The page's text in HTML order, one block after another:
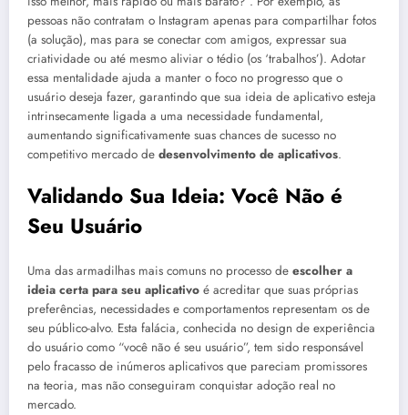
pessoas não contratam o Instagram apenas para compartilhar fotos
(a solução), mas para se conectar com amigos, expressar sua
criatividade ou até mesmo aliviar o tédio (os ‘trabalhos’). Adotar
essa mentalidade ajuda a manter o foco no progresso que o
usuário deseja fazer, garantindo que sua ideia de aplicativo esteja
intrinsecamente ligada a uma necessidade fundamental,
aumentando significativamente suas chances de sucesso no
competitivo mercado de desenvolvimento de aplicativos.
Validando Sua Ideia: Você Não é
Seu Usuário
Uma das armadilhas mais comuns no processo de escolher a
ideia certa para seu aplicativo é acreditar que suas próprias
preferências, necessidades e comportamentos representam os de
seu público-alvo. Esta falácia, conhecida no design de experiência
do usuário como “você não é seu usuário”, tem sido responsável
pelo fracasso de inúmeros aplicativos que pareciam promissores
na teoria, mas não conseguiram conquistar adoção real no
mercado.